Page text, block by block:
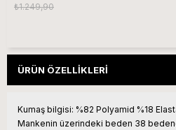
₺1.249,90
ÜRÜN ÖZELLIKLERI
Kumaş bilgisi: %82 Polyamid %18
Mankenin üzerindeki beden 38